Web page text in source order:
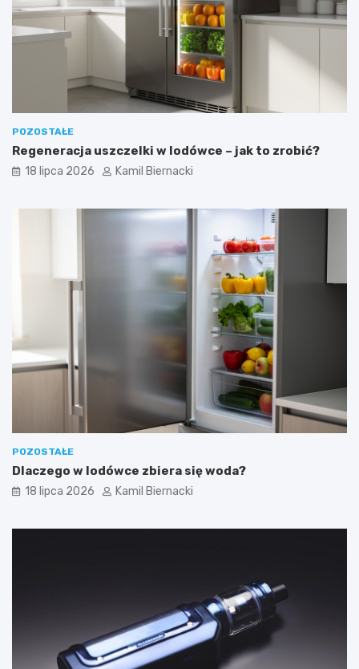
POZOSTAŁE
Regeneracja uszczelki w lodówce – jak to zrobić?
18 lipca 2026 Kamil Biernacki
POZOSTAŁE
Dlaczego w lodówce zbiera się woda?
18 lipca 2026 Kamil Biernacki